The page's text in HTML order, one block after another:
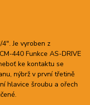
Je vyroben z
440 Funkce AS-DRIVE
ke kontaktu se
nýbrž v první třetině
hlavice šroubu a ořech